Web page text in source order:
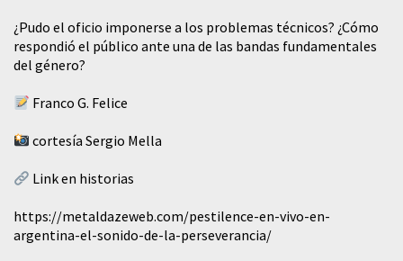
¿Pudo el oficio imponerse a los problemas técnicos? ¿Cómo
respondió el público ante una de las bandas fundamentales
del género?
Franco G. Felice
cortesía Sergio Mella
Link en historias
https://metaldazeweb.com/pestilence-en-vivo-en-
argentina-el-sonido-de-la-perseverancia/